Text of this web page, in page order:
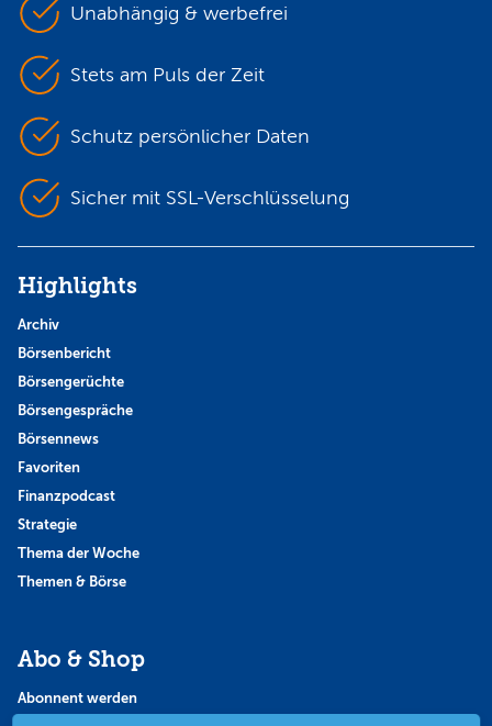
Unabhängig & werbefrei
Stets am Puls der Zeit
Schutz persönlicher Daten
Sicher mit SSL-Verschlüsselung
Highlights
Archiv
Börsenbericht
Börsengerüchte
Börsengespräche
Börsennews
Favoriten
Finanzpodcast
Strategie
Thema der Woche
Themen & Börse
Abo & Shop
Abonnent werden